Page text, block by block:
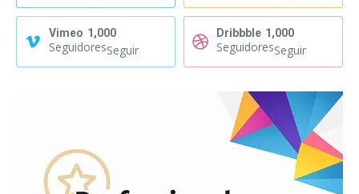
Vimeo 1,000
SeguidoresSeguir
Dribbble 1,000
SeguidoresSeguir